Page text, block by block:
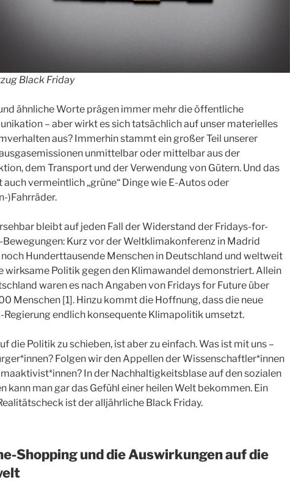
Black Friday
ähnliche Worte prägen immer mehr die öffentliche
– aber wirkt es sich tatsächlich auf unser materielles
aus? Immerhin stammt ein großer Teil unserer
unmittelbar oder mittelbar aus der
dem Transport und der Verwendung von Gütern. Und das
vermeintlich „grüne“ Dinge wie E-Autos oder
)Fahrräder.
bleibt auf jeden Fall der Widerstand der Fridays-for-
Bewegungen: Kurz vor der Weltklimakonferenz in Madrid
Hunderttausende Menschen in Deutschland und weltweit
wirksame Politik gegen den Klimawandel demonstriert. Allein
waren es nach Angaben von Fridays for Future über
Menschen [1]. Hinzu kommt die Hoffnung, dass die neue
Regierung endlich konsequente Klimapolitik umsetzt.
die Politik zu schieben, ist aber zu einfach. Was ist mit uns –
Folgen wir den Appellen der Wissenschaftler*innen
In der Nachhaltigkeitsblase auf den sozialen
kann man gar das Gefühl einer heilen Welt bekommen. Ein
ist der alljährliche Black Friday.
Shopping und die Auswirkungen auf die